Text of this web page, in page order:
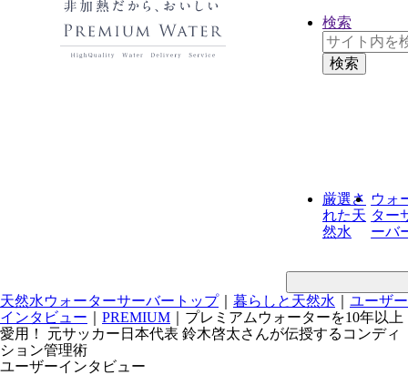
厳選さ
れた天
然水
ウォ
ター
ーバ
検索
天然水ウォーターサーバートップ｜ 暮らしと天然水
ユーザー
インタビュー
PREMIUM
プレミアムウォーターを10年以上
愛用！ 元サッカー日本代表 鈴木啓太さんが伝授するコンディ
ション管理術
ユーザーインタビュー